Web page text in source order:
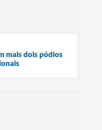
mais dois pódios